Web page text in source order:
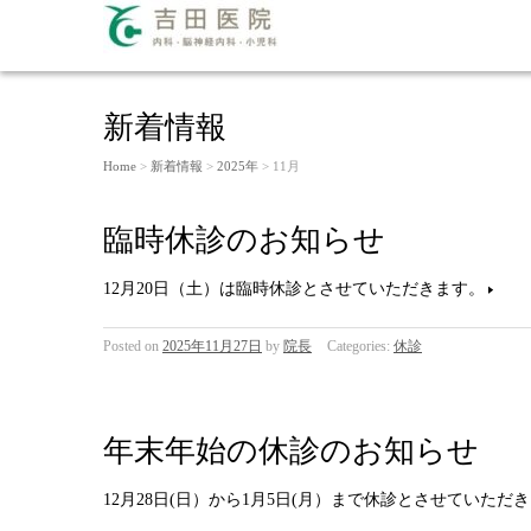
新着情報
Home > 新着情報 > 2025年 > 11月
臨時休診のお知らせ
12月20日（土）は臨時休診とさせていただきます。
Posted on 2025年11月27日 by 院長 Categories: 休診
年末年始の休診のお知らせ
12月28日(日）から1月5日(月）まで休診とさせていただ